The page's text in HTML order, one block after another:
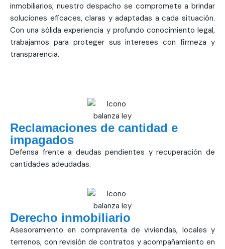
inmobiliarios, nuestro despacho se compromete a brindar
soluciones eficaces, claras y adaptadas a cada situación.
Con una sólida experiencia y profundo conocimiento legal,
trabajamos para proteger sus intereses con firmeza y
transparencia.
Reclamaciones de cantidad e
impagados
Defensa frente a deudas pendientes y recuperación de
cantidades adeudadas.
Derecho inmobiliario
Asesoramiento en compraventa de viviendas, locales y
terrenos, con revisión de contratos y acompañamiento en